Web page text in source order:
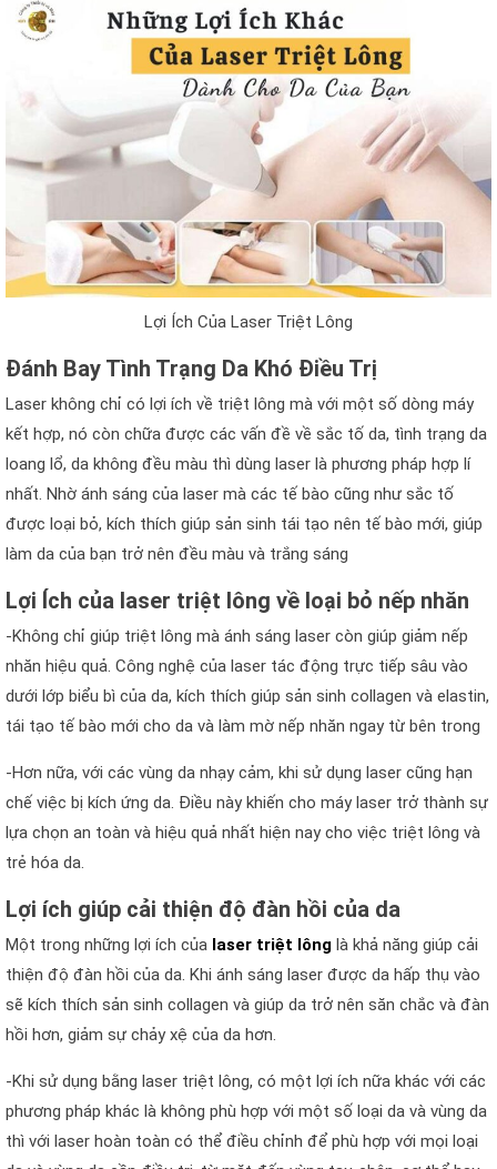
Lợi Ích Của Laser Triệt Lông
Đánh Bay Tình Trạng Da Khó Điều Trị
Laser không chỉ có lợi ích về triệt lông mà với một số dòng máy
kết hợp, nó còn chữa được các vấn đề về sắc tố da, tình trạng da
loang lổ, da không đều màu thì dùng laser là phương pháp hợp lí
nhất. Nhờ ánh sáng của laser mà các tế bào cũng như sắc tố
được loại bỏ, kích thích giúp sản sinh tái tạo nên tế bào mới, giúp
làm da của bạn trở nên đều màu và trắng sáng
Lợi Ích của laser triệt lông về loại bỏ nếp nhăn
-Không chỉ giúp triệt lông mà ánh sáng laser còn giúp giảm nếp
nhăn hiệu quả. Công nghệ của laser tác động trực tiếp sâu vào
dưới lớp biểu bì của da, kích thích giúp sản sinh collagen và elastin,
tái tạo tế bào mới cho da và làm mờ nếp nhăn ngay từ bên trong
-Hơn nữa, với các vùng da nhạy cảm, khi sử dụng laser cũng hạn
chế việc bị kích ứng da. Điều này khiến cho máy laser trở thành sự
lựa chọn an toàn và hiệu quả nhất hiện nay cho việc triệt lông và
trẻ hóa da.
Lợi ích giúp cải thiện độ đàn hồi của da
Một trong những lợi ích của laser triệt lông là khả năng giúp cải
thiện độ đàn hồi của da. Khi ánh sáng laser được da hấp thụ vào
sẽ kích thích sản sinh collagen và giúp da trở nên săn chắc và đàn
hồi hơn, giảm sự chảy xệ của da hơn.
-Khi sử dụng bằng laser triệt lông, có một lợi ích nữa khác với các
phương pháp khác là không phù hợp với một số loại da và vùng da
thì với laser hoàn toàn có thể điều chỉnh để phù hợp với mọi loại